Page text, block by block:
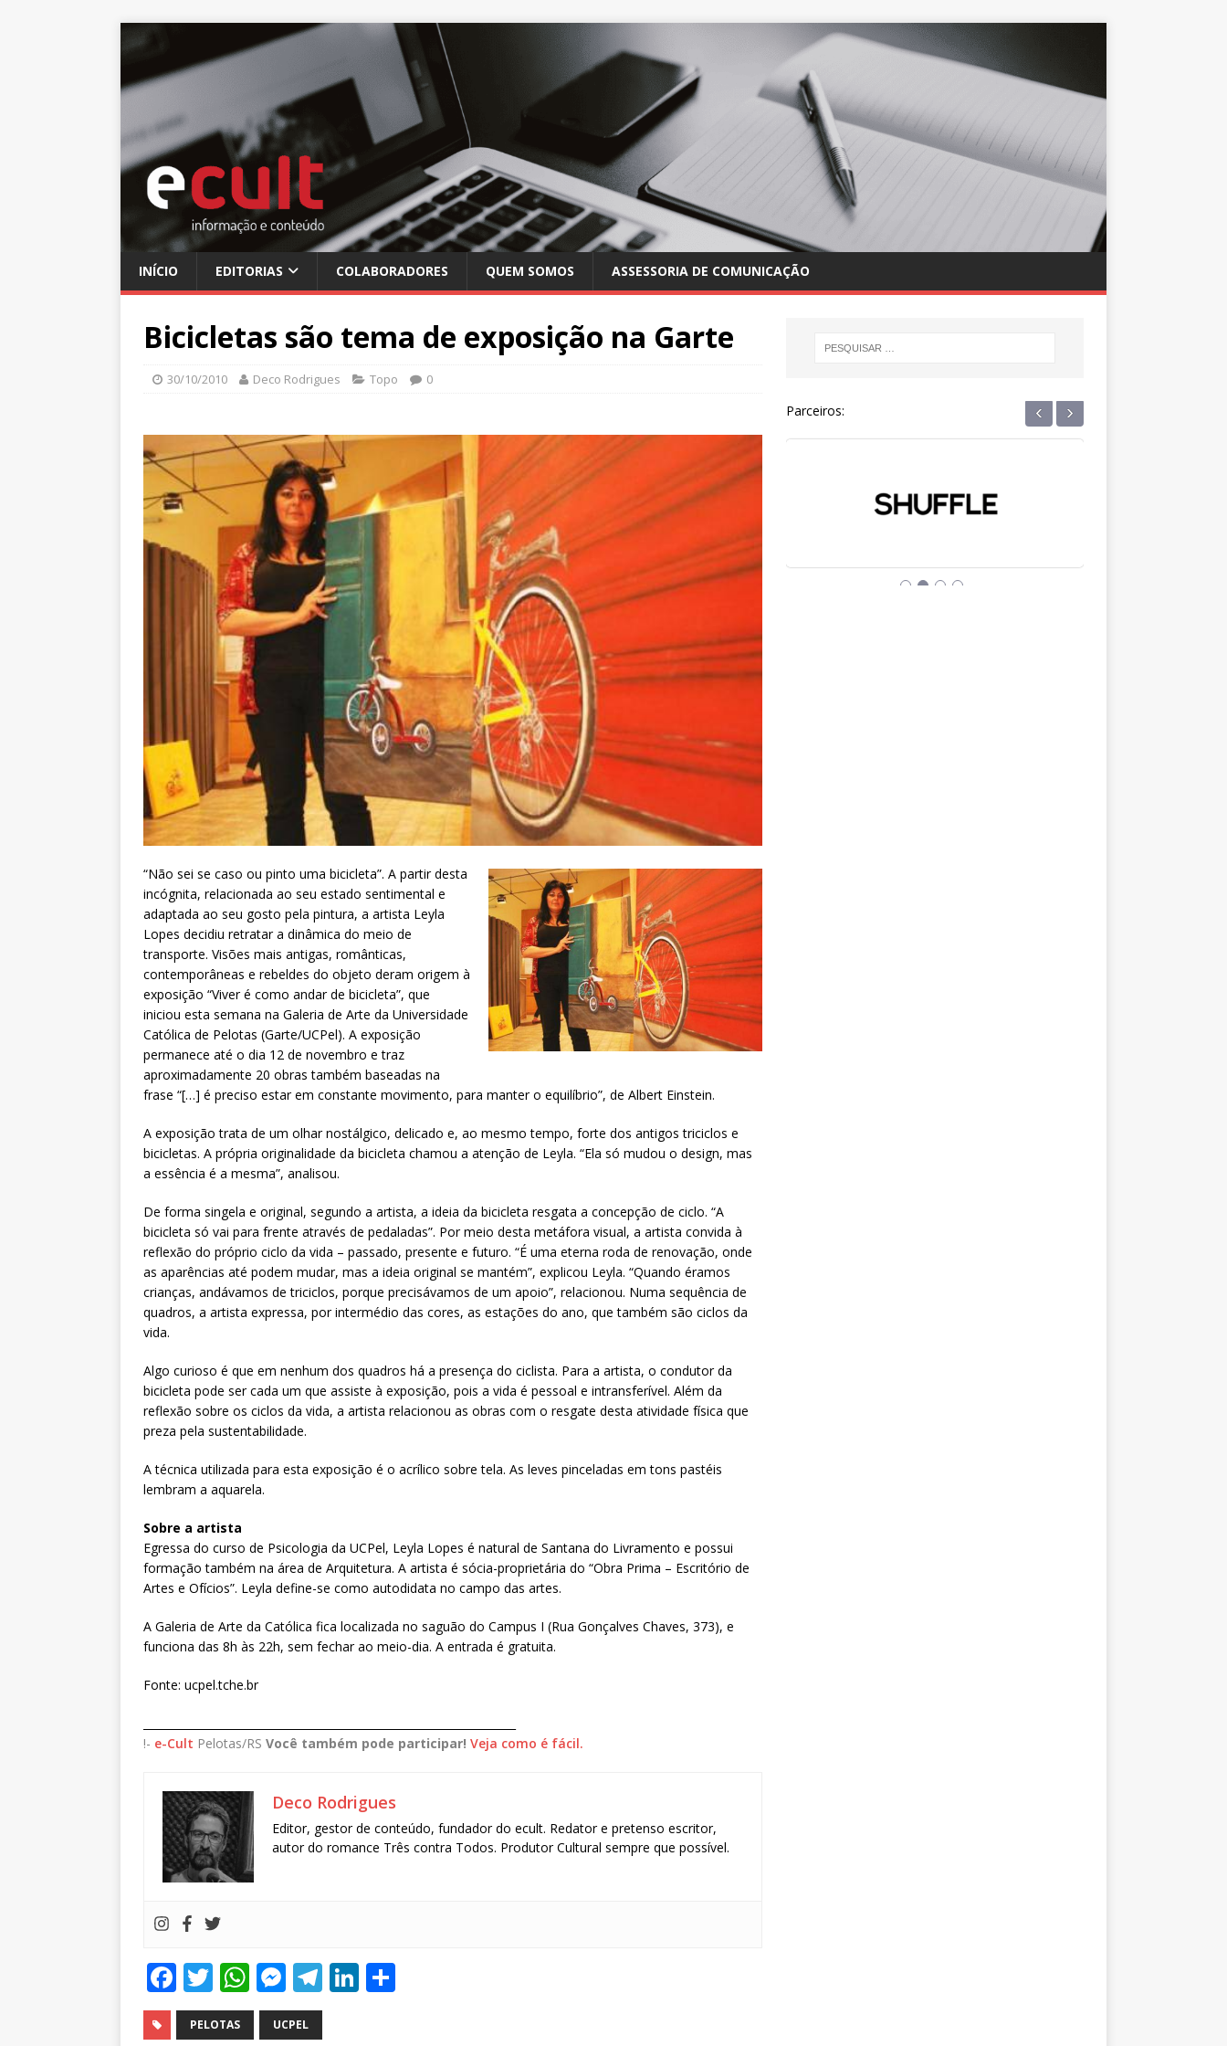
INÍCIO EDITORIAS COLABORADORES QUEM SOMOS ASSESSORIA DE COMUNICAÇÃO
Bicicletas são tema de exposição na Garte
30/10/2010 Deco Rodrigues Topo 0
“Não sei se caso ou pinto uma bicicleta”. A partir desta
incógnita, relacionada ao seu estado sentimental e
adaptada ao seu gosto pela pintura, a artista Leyla
Lopes decidiu retratar a dinâmica do meio de
transporte. Visões mais antigas, românticas,
contemporâneas e rebeldes do objeto deram origem à
exposição “Viver é como andar de bicicleta”, que
iniciou esta semana na Galeria de Arte da Universidade
Católica de Pelotas (Garte/UCPel). A exposição
permanece até o dia 12 de novembro e traz
aproximadamente 20 obras também baseadas na
frase “[…] é preciso estar em constante movimento, para manter o equilíbrio”, de Albert Einstein.
A exposição trata de um olhar nostálgico, delicado e, ao mesmo tempo, forte dos antigos triciclos e
bicicletas. A própria originalidade da bicicleta chamou a atenção de Leyla. “Ela só mudou o design, mas
a essência é a mesma”, analisou.
De forma singela e original, segundo a artista, a ideia da bicicleta resgata a concepção de ciclo. “A
bicicleta só vai para frente através de pedaladas”. Por meio desta metáfora visual, a artista convida à
reflexão do próprio ciclo da vida – passado, presente e futuro. “É uma eterna roda de renovação, onde
as aparências até podem mudar, mas a ideia original se mantém”, explicou Leyla. “Quando éramos
crianças, andávamos de triciclos, porque precisávamos de um apoio”, relacionou. Numa sequência de
quadros, a artista expressa, por intermédio das cores, as estações do ano, que também são ciclos da
vida.
Algo curioso é que em nenhum dos quadros há a presença do ciclista. Para a artista, o condutor da
bicicleta pode ser cada um que assiste à exposição, pois a vida é pessoal e intransferível. Além da
reflexão sobre os ciclos da vida, a artista relacionou as obras com o resgate desta atividade física que
preza pela sustentabilidade.
A técnica utilizada para esta exposição é o acrílico sobre tela. As leves pinceladas em tons pastéis
lembram a aquarela.
Sobre a artista
Egressa do curso de Psicologia da UCPel, Leyla Lopes é natural de Santana do Livramento e possui
formação também na área de Arquitetura. A artista é sócia-proprietária do “Obra Prima – Escritório de
Artes e Ofícios”. Leyla define-se como autodidata no campo das artes.
A Galeria de Arte da Católica fica localizada no saguão do Campus I (Rua Gonçalves Chaves, 373), e
funciona das 8h às 22h, sem fechar ao meio-dia. A entrada é gratuita.
Fonte: ucpel.tche.br
!- e-Cult Pelotas/RS Você também pode participar! Veja como é fácil.
Deco Rodrigues
Editor, gestor de conteúdo, fundador do ecult. Redator e pretenso escritor,
autor do romance Três contra Todos. Produtor Cultural sempre que possível.
F
a
c
T
w
it
W
h
at
M
e
ss
T Li
PELOTAS UCPEL
Parceiros: ‹ ›